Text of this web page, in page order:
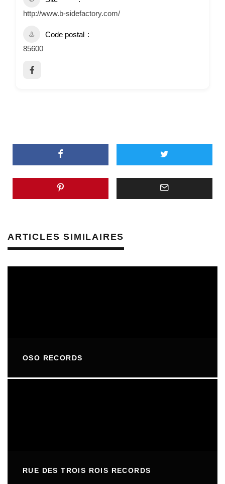
http://www.b-sidefactory.com/
Code postal
85600
ARTICLES SIMILAIRES
OSO RECORDS
RUE DES TROIS ROIS RECORDS